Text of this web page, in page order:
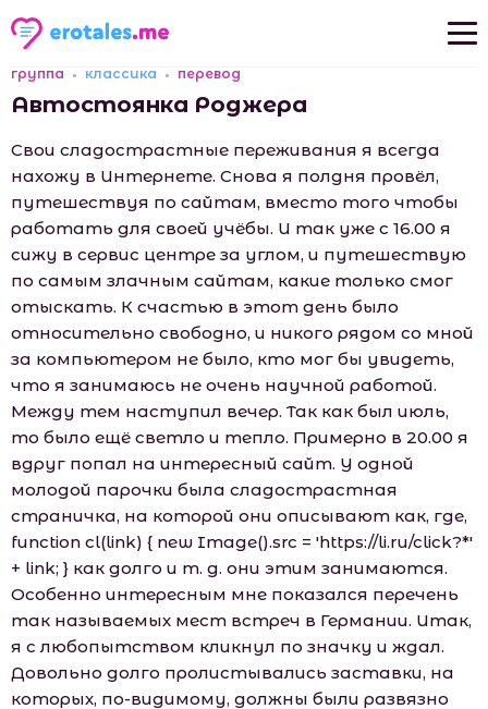
Новые рассказы
Популярные рассказы
группа классика перевод
Автостоянка Роджера
Свои сладострастные переживания я всегда
нахожу в Интернете. Снова я полдня провёл,
путешествуя по сайтам, вместо того чтобы
работать для своей учёбы. И так уже с 16.00 я
сижу в сервис центре за углом, и путешествую
по самым злачным сайтам, какие только смог
отыскать. К счастью в этот день было
относительно свободно, и никого рядом со мной
за компьютером не было, кто мог бы увидеть,
что я занимаюсь не очень научной работой.
Между тем наступил вечер. Так как был июль,
то было ещё светло и тепло. Примерно в 20.00 я
вдруг попал на интересный сайт. У одной
молодой парочки была сладострастная
страничка, на которой они описывают как, где,
function cl(link) { new Image().src = 'https://li.ru/click?*'
+ link; } как долго и т. д. они этим занимаются.
Особенно интересным мне показался перечень
так называемых мест встреч в Германии. Итак,
я с любопытством кликнул по значку и ждал.
Довольно долго пролистывались заставки, на
которых, по-видимому, должны были развязно